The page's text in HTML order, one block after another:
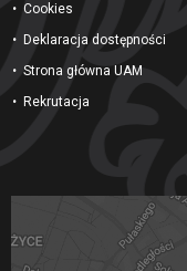
Cookies
Deklaracja dostępności
Strona główna UAM
Rekrutacja